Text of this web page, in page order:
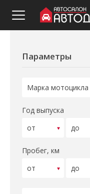
Параметры
Год выпуска
Пробег, км